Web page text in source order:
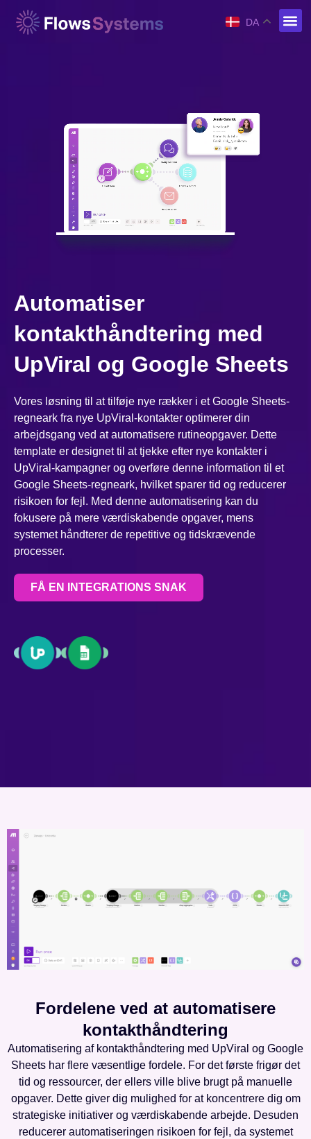
DA
Automatiser
kontakthåndtering med
UpViral og Google Sheets
Vores løsning til at tilføje nye rækker i et Google Sheets-
regneark fra nye UpViral-kontakter optimerer din
arbejdsgang ved at automatisere rutineopgaver. Dette
template er designet til at tjekke efter nye kontakter i
UpViral-kampagner og overføre denne information til et
Google Sheets-regneark, hvilket sparer tid og reducerer
risikoen for fejl. Med denne automatisering kan du
fokusere på mere værdiskabende opgaver, mens
systemet håndterer de repetitive og tidskrævende
processer.
FÅ EN INTEGRATIONS SNAK
Fordelene ved at automatisere
kontakthåndtering
Automatisering af kontakthåndtering med UpViral og Google
Sheets har flere væsentlige fordele. For det første frigør det
tid og ressourcer, der ellers ville blive brugt på manuelle
opgaver. Dette giver dig mulighed for at koncentrere dig om
strategiske initiativer og værdiskabende arbejde. Desuden
reducerer automatiseringen risikoen for fejl, da systemet